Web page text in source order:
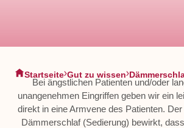
Startseite Gut zu wissen
Bei ängstlichen Patienten und/oder
unangenehmen Eingriffen geben wir ein
direkt in eine Armvene des Patienten.
Dämmerschlaf (Sedierung) bewirkt,